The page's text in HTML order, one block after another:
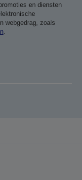
en diensten
webgedrag, zoals
.